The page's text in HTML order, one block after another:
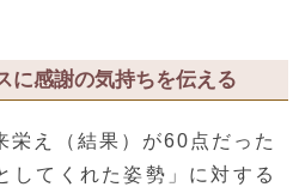
に感謝の気持ちを伝える
栄え（結果）が60点だった
してくれた姿勢」に対する